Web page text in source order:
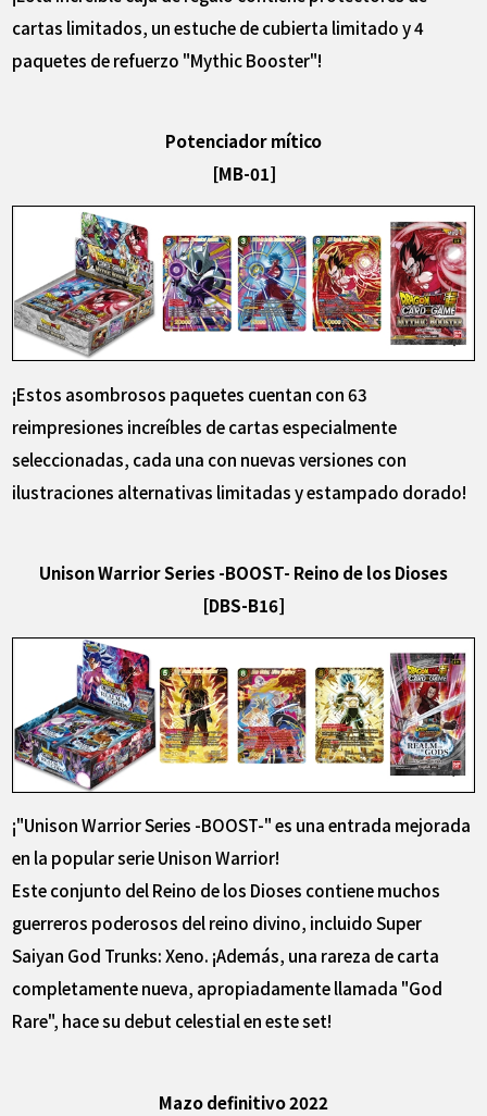
cartas limitados, un estuche de cubierta limitado y 4
paquetes de refuerzo "Mythic Booster"!
Potenciador mítico
[MB-01]
¡Estos asombrosos paquetes cuentan con 63
reimpresiones increíbles de cartas especialmente
seleccionadas, cada una con nuevas versiones con
ilustraciones alternativas limitadas y estampado dorado!
Unison Warrior Series -BOOST- Reino de los Dioses
[DBS-B16]
¡"Unison Warrior Series -BOOST-" es una entrada mejorada
en la popular serie Unison Warrior!
Este conjunto del Reino de los Dioses contiene muchos
guerreros poderosos del reino divino, incluido Super
Saiyan God Trunks: Xeno. ¡Además, una rareza de carta
completamente nueva, apropiadamente llamada "God
Rare", hace su debut celestial en este set!
Mazo definitivo 2022